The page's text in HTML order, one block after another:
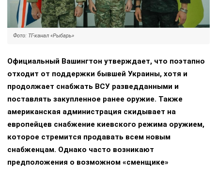
Фото: ТГ-канал «Рыбарь»
Официальный Вашингтон утверждает, что поэтапно
отходит от поддержки бывшей Украины, хотя и
продолжает снабжать ВСУ разведданными и
поставлять закупленное ранее оружие. Также
американская администрация скидывает на
европейцев снабжение киевского режима оружием,
которое стремится продавать всем новым
снабженцам. Однако часто возникают
предположения о возможном «сменщике»